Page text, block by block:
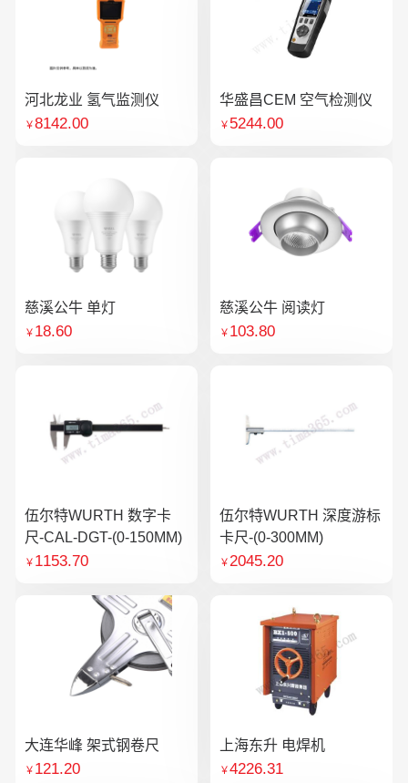
河北龙业 氢气监测仪
￥8142.00
华盛昌CEM 空气检测仪
￥ 5244.00
慈溪公牛 单灯
￥ 18.60
慈溪公牛 阅读灯
￥ 103.80
伍尔特WURTH 数字卡
尺-CAL-DGT-(0-150MM)
￥ 1153.70
伍尔特WURTH 深度游标
卡尺-(0-300MM)
￥2045.20
大连华峰 架式钢卷尺
￥ 121.20
上海东升 电焊机
￥4226.31